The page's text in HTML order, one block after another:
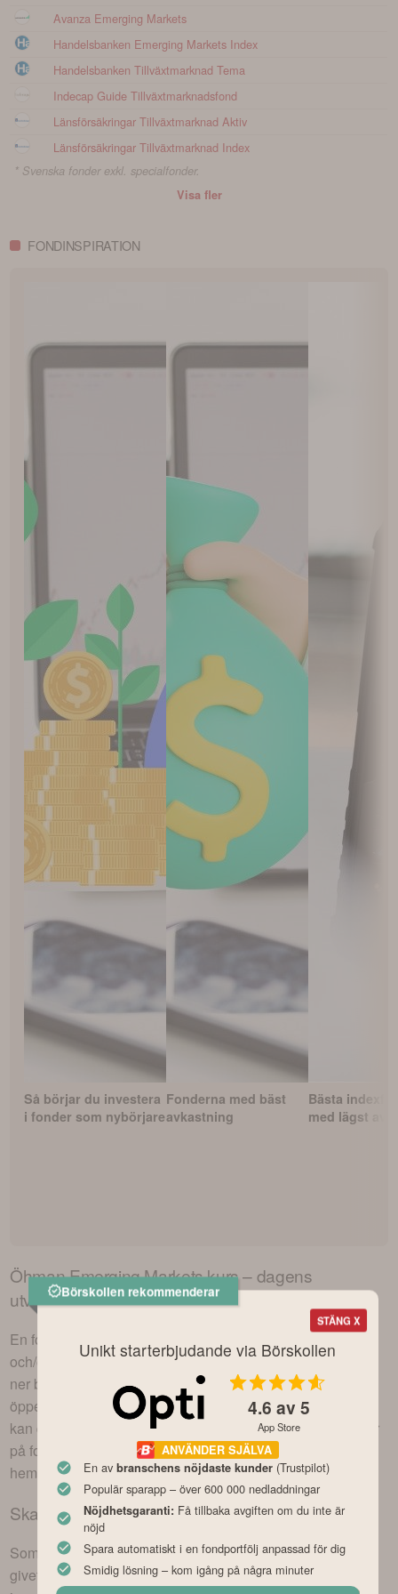
Avanza Emerging Markets
Handelsbanken Emerging Markets Index
Handelsbanken Tillväxtmarknad Tema
Indecap Guide Tillväxtmarknadsfond
Länsförsäkringar Tillväxtmarknad Aktiv
Länsförsäkringar Tillväxtmarknad Index
* Svenska fonder exkl. specialfonder.
Visa fler
FONDINSPIRATION
Så börjar du investera
i fonder som nybörjare
Fonderna med bäst
avkastning
Bästa
med lägst
Öhman Emerging Marketskurs – dagens
utveckling
En fond likt
kan bestå av aktier
och/eller andra värdepapper och rör sig således upp eller
ner baserat på innehavens rörelser under börsens
öppettider. Dagens utveckling i
Öhman Emerging Markets
kan du se på flera sätt varav ett sätt är att kolla t.ex
eller
på fondbolaget
Lannebo Kapitalförvaltning AB
hemsida.
Ska man köpaÖhman Emerging Markets?
Som alltid när det kommer till investeringar finns det inget
givet rätt eller fel, utan det beror helt på vad du är för typ av
STÄNG X
Börskollen rekommenderar
Unikt starterbjudande via Börskollen
4.6 av 5
App Store
ANVÄNDER SJÄLVA
En av branschens nöjdaste kunder(Trustpilot)
Populär sparapp – över 600 000 nedladdningar
Nöjdhetsgaranti: Få tillbaka avgiften om du inte är
nöjd
Spara automatiskt i en fondportfölj anpassad för dig
Smidig lösning – kom igång på några minuter